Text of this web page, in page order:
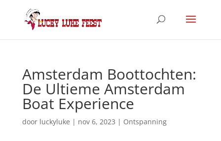
Amsterdam Boottochten:
De Ultieme Amsterdam
Boat Experience
door luckyluke | nov 6, 2023 | Ontspanning